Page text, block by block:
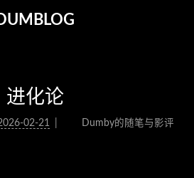
进化论
02-21 Dumby的随笔与影评